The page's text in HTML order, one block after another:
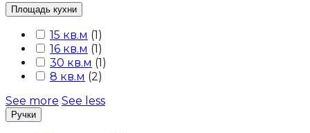
Площадь кухни
15 кв.м (1)
16 кв.м (1)
30 кв.м (1)
8 кв.м (2)
See more See less
Ручки